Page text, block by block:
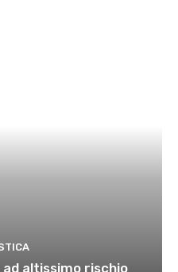
altissimo rischio